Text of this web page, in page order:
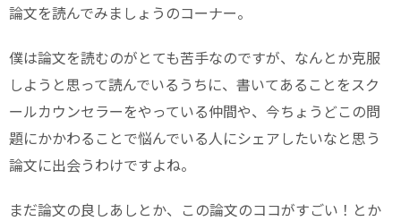
論文を読んでみましょうのコーナー。
僕は論文を読むのがとても苦手なのですが、なんとか克服
しようと思って読んでいるうちに、書いてあることをスク
ールカウンセラーをやっている仲間や、今ちょうどこの問
題にかかわることで悩んでいる人にシェアしたいなと思う
論文に出会うわけですよね。
まだ論文の良しあしとか、この論文のココがすごい！とか